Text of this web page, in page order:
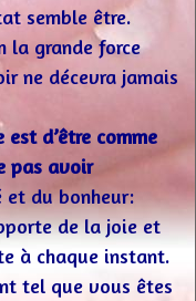
semble être.
la grande force
ne décevra jamais
d’être comme
pas avoir
et du bonheur:
de la joie et
à chaque instant.
tel que vous êtes